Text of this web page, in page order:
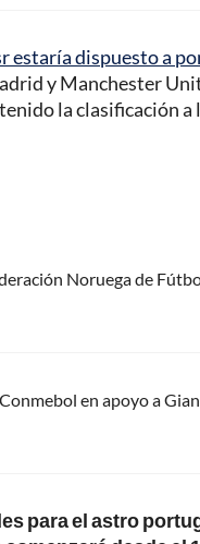
estaría dispuesto a
y Manchester
la clasificación a
Noruega de
en apoyo a
para el astro